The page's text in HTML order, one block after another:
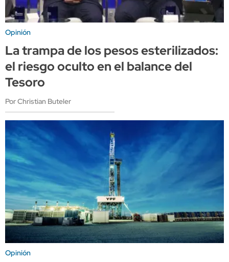
Opinión
La trampa de los pesos esterilizados:
el riesgo oculto en el balance del
Tesoro
Por Christian Buteler
Opinión